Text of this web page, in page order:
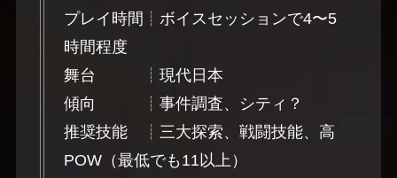
プレイ時間┊ボイスセッションで4〜5
時間程度
舞台 ┊現代日本
傾向 ┊事件調査、シティ？
推奨技能 ┊三大探索、戦闘技能、高
POW（最低でも11以上）